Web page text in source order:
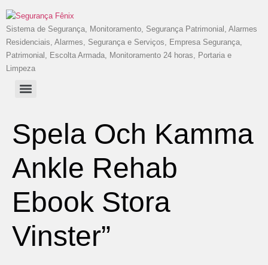
Sistema de Segurança, Monitoramento, Segurança Patrimonial, Alarmes
Residenciais, Alarmes, Segurança e Serviços, Empresa Segurança,
Patrimonial, Escolta Armada, Monitoramento 24 horas, Portaria e
Limpeza
Spela Och Kamma
Ankle Rehab
Ebook Stora
Vinster”